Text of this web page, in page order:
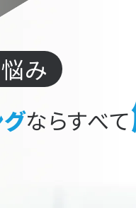
み
ならすべて